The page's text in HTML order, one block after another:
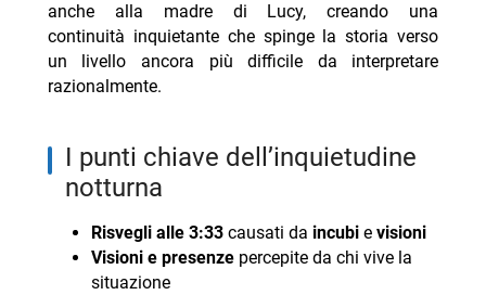
anche alla madre di Lucy, creando una
continuità inquietante che spinge la storia verso
un livello ancora più difficile da interpretare
razionalmente.
i punti chiave dell’inquietudine
notturna
Risvegli alle 3:33causati da incubie visioni
Visioni e presenzepercepite da chi vive la
situazione